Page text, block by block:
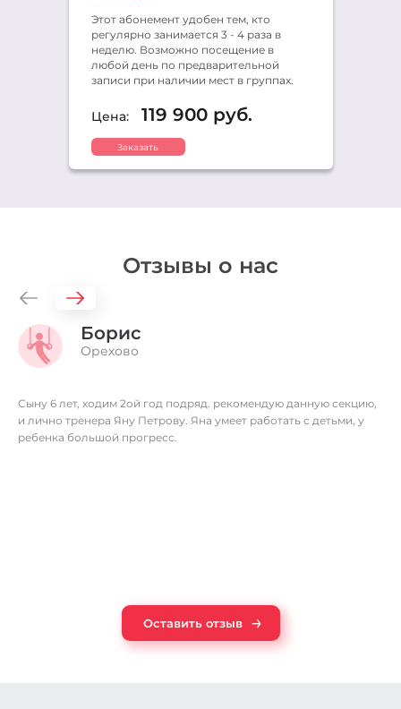
Этот абонемент удобен тем, кто
регулярно занимается 3 - 4 раза в
неделю. Возможно посещение в
любой день по предварительной
записи при наличии мест в группах.
Цена: 119 900 руб.
Заказать
Отзывы о нас
Борис
Орехово
Сыну 6 лет, ходим 2ой год подряд. рекомендую данную секцию,
и лично тренера Яну Петрову. Яна умеет работать с детьми, у
ребенка большой прогресс.
Оставить отзыв →